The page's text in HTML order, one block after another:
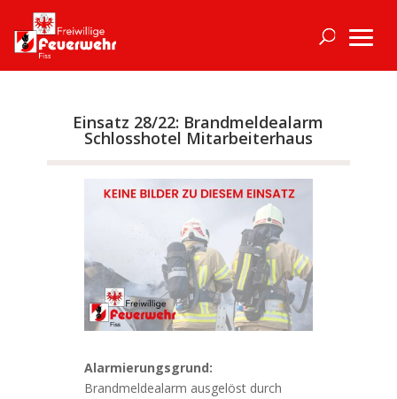
Einsatz 28/22: Brandmeldealarm
Schlosshotel Mitarbeiterhaus
Alarmierungsgrund:
Brandmeldealarm ausgelöst durch